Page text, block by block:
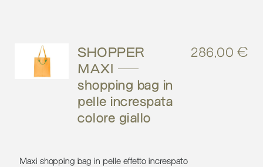
SHOPPER
MAXI –
shopping bag in
pelle increspata
colore giallo
286,00€
Maxi shopping bag in pelle effetto increspato